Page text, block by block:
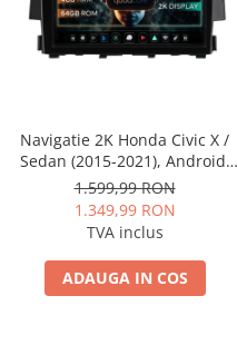
Nissan
Land Rover
Navigatie 2K Honda Civic X /
Sedan (2015-2021), Android,
S-Quadcore / 4GB RAM +
64GB ROM, 9.5 Inch - AD-
BGS90042K+AD-BGRKIT004
1.599,99 RON
1.349,99 RON
TVA inclus
ADAUGA IN COS